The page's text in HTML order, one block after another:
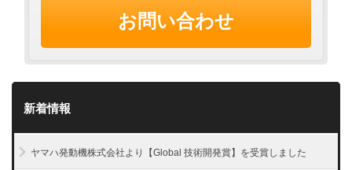
お問い合わせ
新着情報
ヤマハ発動機株式会社より【Global 技術開発賞】を受賞しました